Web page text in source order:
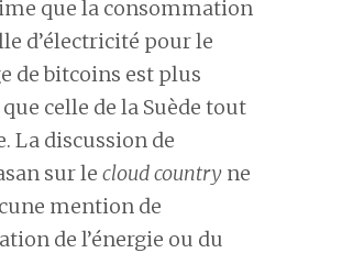
que la consommation
d’électricité pour le
de bitcoins est plus
celle de la Suède tout
La discussion de
sur le cloud countryne
mention de
de l’énergie ou du